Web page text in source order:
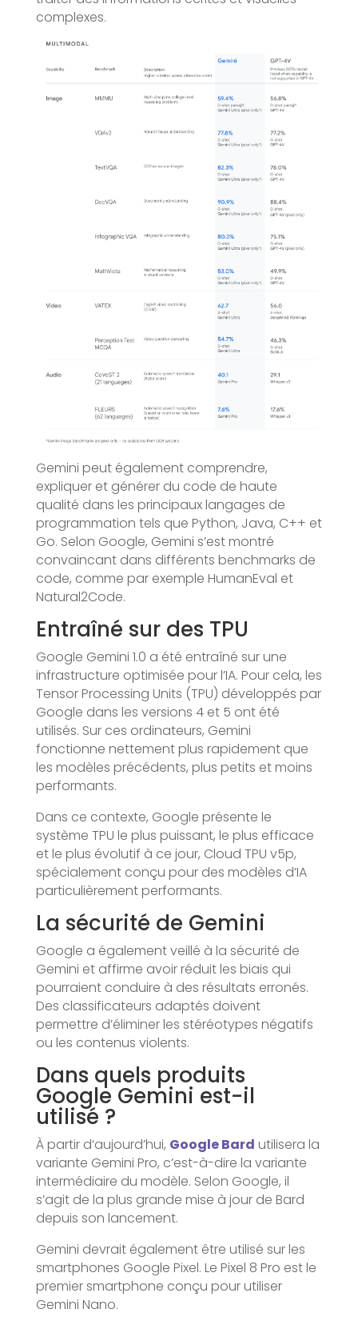
complexes.
Gemini peut également comprendre,
expliquer et générer du code de haute
qualité dans les principaux langages de
programmation tels que Python, Java, C++ et
Go. Selon Google, Gemini s’est montré
convaincant dans différents benchmarks de
code, comme par exemple HumanEval et
Natural2Code.
Entraîné sur des TPU
Google Gemini 1.0 a été entraîné sur une
infrastructure optimisée pour l’IA. Pour cela, les
Tensor Processing Units (TPU) développés par
Google dans les versions 4 et 5 ont été
utilisés. Sur ces ordinateurs, Gemini
fonctionne nettement plus rapidement que
les modèles précédents, plus petits et moins
performants.
Dans ce contexte, Google présente le
système TPU le plus puissant, le plus efficace
et le plus évolutif à ce jour, Cloud TPU v5p,
spécialement conçu pour des modèles d’IA
particulièrement performants.
La sécurité de Gemini
Google a également veillé à la sécurité de
Gemini et affirme avoir réduit les biais qui
pourraient conduire à des résultats erronés.
Des classificateurs adaptés doivent
permettre d’éliminer les stéréotypes négatifs
ou les contenus violents.
Dans quels produits
Google Gemini est-il
utilisé ?
À partir d’aujourd’hui, Google Bard utilisera la
variante Gemini Pro, c’est-à-dire la variante
intermédiaire du modèle. Selon Google, il
s’agit de la plus grande mise à jour de Bard
depuis son lancement.
Gemini devrait également être utilisé sur les
smartphones Google Pixel. Le Pixel 8 Pro est le
premier smartphone conçu pour utiliser
Gemini Nano.